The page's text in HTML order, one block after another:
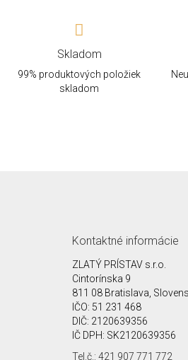
Skladom
99% produktových položiek
skladom
Kontaktné informácie
ZLATÝ PRÍSTAV s.r.o.
Cintorínska 9
811 08 Bratislava,
IČO: 51 231 468
DIČ: 2120639356
IČ DPH: SK2120639356
Tel.č.: 421 907 771 772